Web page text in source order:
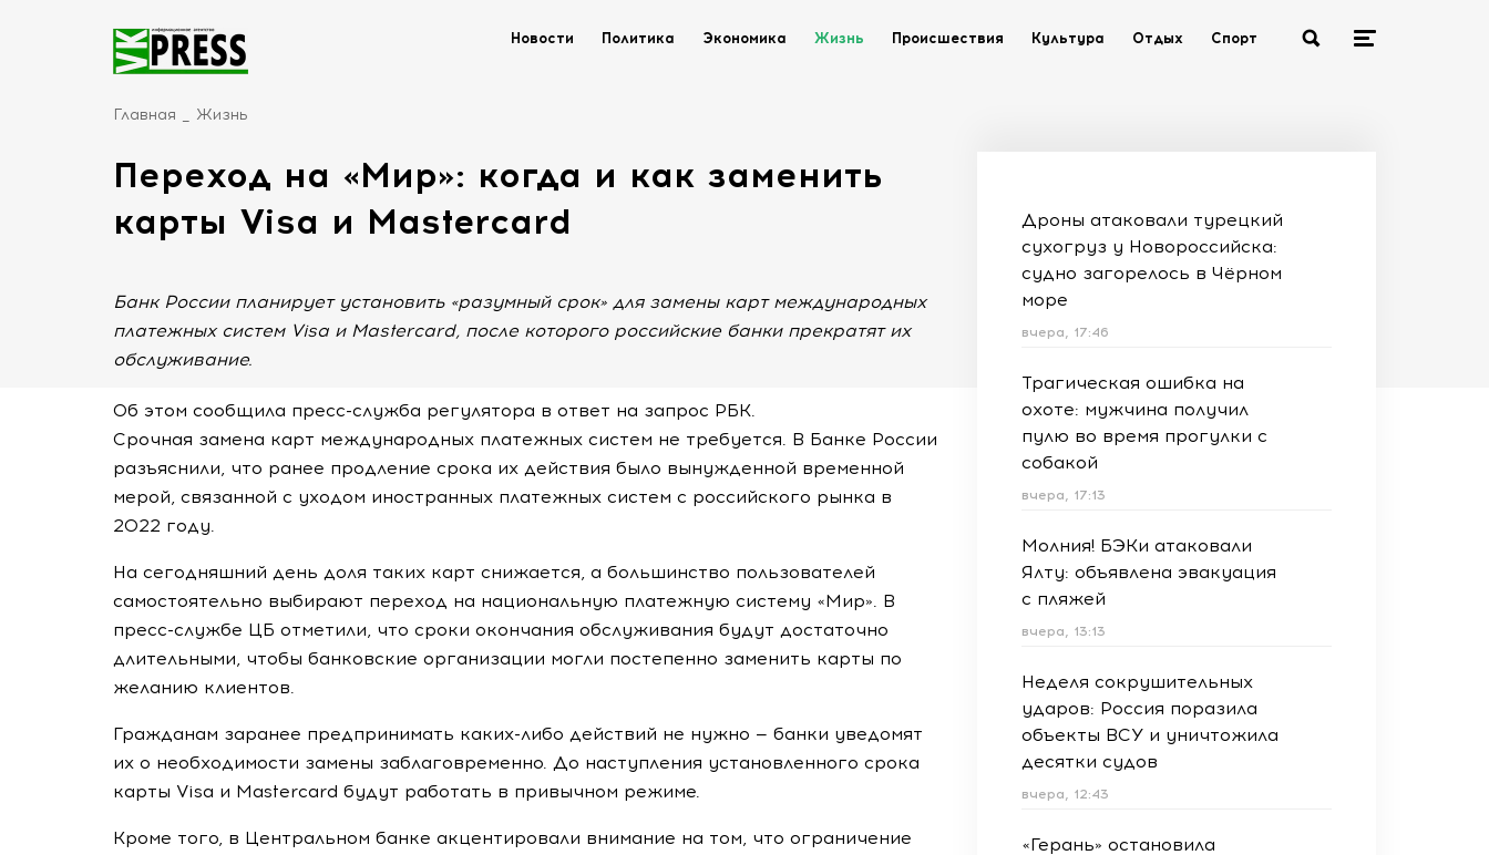
Новости Политика Экономика Жизнь Происшествия Культура Отдых Спорт
Главная Жизнь
Переход на «Мир»: когда и как заменить
карты Visa и Mastercard
Банк России планирует установить «разумный срок» для замены карт международных
платежных систем Visa и Mastercard, после которого российские банки прекратят их
обслуживание.
Об этом сообщила пресс-служба регулятора в ответ на запрос РБК.
Срочная замена карт международных платежных систем не требуется. В Банке России
разъяснили, что ранее продление срока их действия было вынужденной временной
мерой, связанной с уходом иностранных платежных систем с российского рынка в
2022 году.
На сегодняшний день доля таких карт снижается, а большинство пользователей
самостоятельно выбирают переход на национальную платежную систему «Мир». В
пресс-службе ЦБ отметили, что сроки окончания обслуживания будут достаточно
длительными, чтобы банковские организации могли постепенно заменить карты по
желанию клиентов.
Гражданам заранее предпринимать каких-либо действий не нужно — банки уведомят
их о необходимости замены заблаговременно. До наступления установленного срока
карты Visa и Mastercard будут работать в привычном режиме.
Кроме того, в Центральном банке акцентировали внимание на том, что ограничение
Дроны атаковали турецкий
сухогруз у Новороссийска:
судно загорелось в Чёрном
море
вчера, 17:46
Трагическая ошибка на
охоте: мужчина получил
пулю во время прогулки с
собакой
вчера, 17:13
Молния! БЭКи атаковали
Ялту: объявлена эвакуация
с пляжей
вчера, 13:13
Неделя сокрушительных
ударов: Россия поразила
объекты ВСУ и уничтожила
десятки судов
вчера, 12:43
«Герань» остановила